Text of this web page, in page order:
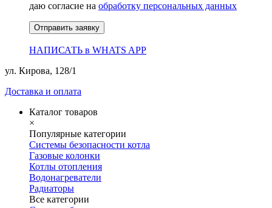
даю согласие на обработку персональных данных
Отправить заявку
НАПИСАТЬ в WHATS APP
ул. Кирова, 128/1
Доставка и оплата
Каталог товаров
×
Популярные категории
Системы безопасности котла
Газовые колонки
Котлы отопления
Водонагреватели
Радиаторы
Все категории